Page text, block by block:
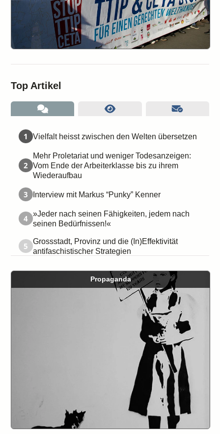
Top Artikel
1 Vielfalt heisst zwischen den Welten übersetzen
2
Mehr Proletariat und weniger Todesanzeigen:
Vom Ende der Arbeiterklasse bis zu ihrem
Wiederaufbau
3 Interview mit Markus “Punky” Kenner
4
»Jeder nach seinen Fähigkeiten, jedem nach
seinen Bedürfnissen!«
5
Grossstadt, Provinz und die (In)Effektivität
antifaschistischer Strategien
Propaganda